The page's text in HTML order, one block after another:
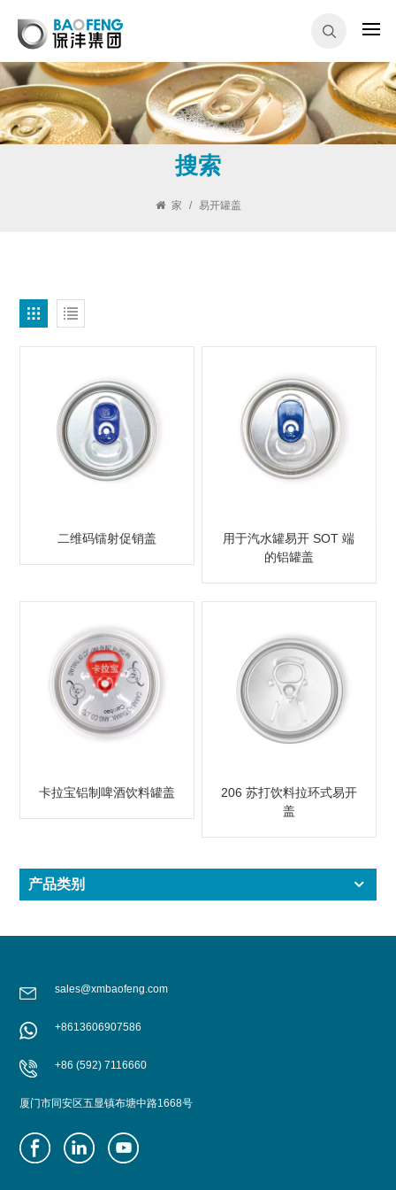
搜索
家 / 易开罐盖
二维码镭射促销盖
用于汽水罐易开 SOT 端
的铝罐盖
卡拉宝铝制啤酒饮料罐盖
206 苏打饮料拉环式易开
盖
产品类别
sales@xmbaofeng.com
+8613606907586
+86 (592) 7116660
厦门市同安区五显镇布塘中路1668号